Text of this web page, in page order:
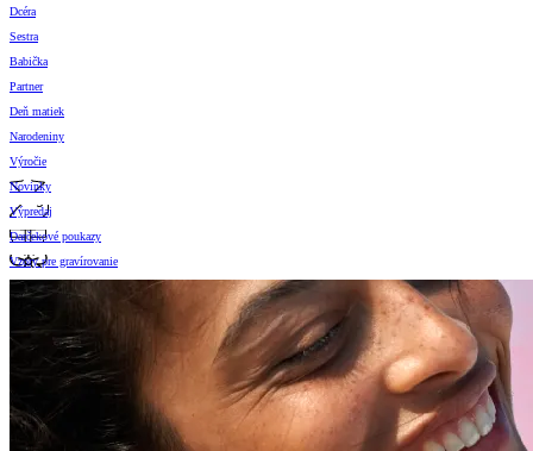
Dcéra
Sestra
Babička
Partner
Deň matiek
Narodeniny
Výročie
Novinky
Výpredaj
Darčekové poukazy
Vzory pre gravírovanie